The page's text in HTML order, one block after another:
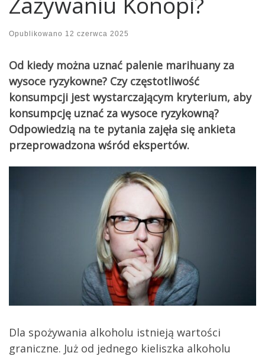
Opublikowano 12 czerwca 2025
Od kiedy można uznać palenie marihuany za
wysoce ryzykowne? Czy częstotliwość
konsumpcji jest wystarczającym kryterium, aby
konsumpcję uznać za wysoce ryzykowną?
Odpowiedzią na te pytania zajęła się ankieta
przeprowadzona wśród ekspertów.
Dla spożywania alkoholu istnieją wartości
graniczne. Już od jednego kieliszka alkoholu